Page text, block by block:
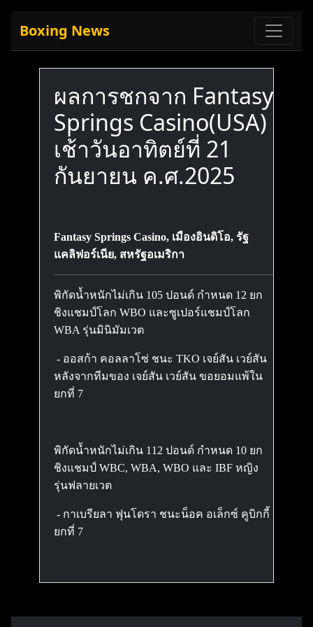
Boxing News
ผลการชกจาก Fantasy
Springs Casino(USA)
เช้าวันอาทิตย์ที่ 21
กันยายน ค.ศ.2025
Fantasy Springs Casino, เมืองอินดิโอ, รัฐ
แคลิฟอร์เนีย, สหรัฐอเมริกา
พิกัดน้ำหนักไม่เกิน 105 ปอนด์ กำหนด 12 ยก
ชิงแชมป์โลก WBO และซูเปอร์แชมป์โลก
WBA รุ่นมินิมัมเวต
- ออสก้า คอลลาโซ่ ชนะ TKO เจย์สัน เวย์สัน
หลังจากทีมของ เจย์สัน เวย์สัน ขอยอมแพ้ใน
ยกที่ 7
พิกัดน้ำหนักไม่เกิน 112 ปอนด์ กำหนด 10 ยก
ชิงแชมป์ WBC, WBA, WBO และ IBF หญิง
รุ่นฟลายเวต
- กาเบรียลา ฟุนโดรา ชนะน็อค อเล็กซ์ คูบิกกี้
ยกที่ 7